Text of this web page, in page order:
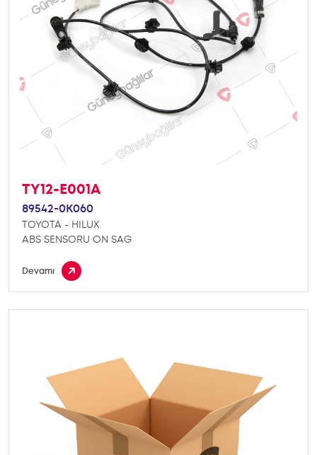
TY12-E001A
89542-0K060
TOYOTA - HILUX
ABS SENSORU ON SAG
Devamı